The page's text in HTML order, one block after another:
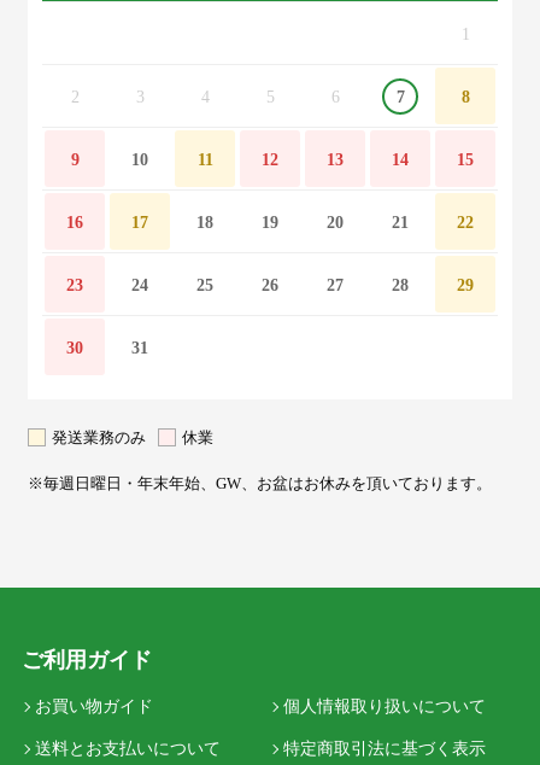
1
2 3 4 5 6 7 8
9 10 11 12 13 14 15
16 17 18 19 20 21 22
23 24 25 26 27 28 29
30 31
発送業務のみ 休業
※毎週日曜日・年末年始、GW、お盆はお休みを頂いております。
ご利用ガイド
お買い物ガイド
送料とお支払いについて
個人情報取り扱いについて
特定商取引法に基づく表示